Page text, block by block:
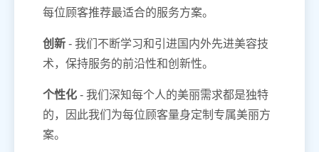
每位顾客推荐最适合的服务方案。
创新 - 我们不断学习和引进国内外先进美容技
术，保持服务的前沿性和创新性。
个性化 - 我们深知每个人的美丽需求都是独特
的，因此我们为每位顾客量身定制专属美丽方
案。